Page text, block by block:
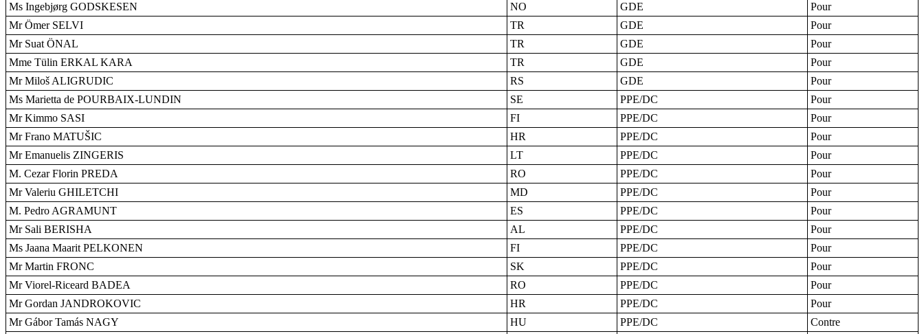
Ms Ingebjørg GODSKESEN
NO GDE
Pour
Mr Ömer SELVI
TR GDE
Pour
Mr Suat ÖNAL
TR GDE
Pour
Mme Tülin ERKAL KARA
TR GDE
Pour
Mr Miloš ALIGRUDIC
RS GDE
Pour
Ms Marietta de POURBAIX-LUNDIN
SE PPE/DC
Pour
Mr Kimmo SASI
FI PPE/DC
Pour
Mr Frano MATUŠIC
HR PPE/DC
Pour
Mr Emanuelis ZINGERIS
LT PPE/DC
Pour
M. Cezar Florin PREDA
RO PPE/DC
Pour
Mr Valeriu GHILETCHI
MD PPE/DC
Pour
M. Pedro AGRAMUNT
ES PPE/DC
Pour
Mr Sali BERISHA
AL PPE/DC
Pour
Ms Jaana Maarit PELKONEN
FI PPE/DC
Pour
Mr Martin FRONC
SK PPE/DC
Pour
Mr Viorel-Riceard BADEA
RO PPE/DC
Pour
Mr Gordan JANDROKOVIC
HR PPE/DC
Pour
Mr Gábor Tamás NAGY
HU PPE/DC
Contre